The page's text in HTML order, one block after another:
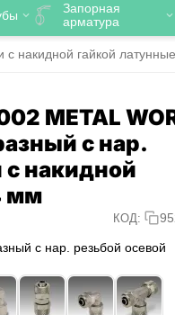
Запорная
арматура
с накидной гайкой латунные
METAL
с нар.
с накидной
мм
КОД:
с нар. резьбой осевой